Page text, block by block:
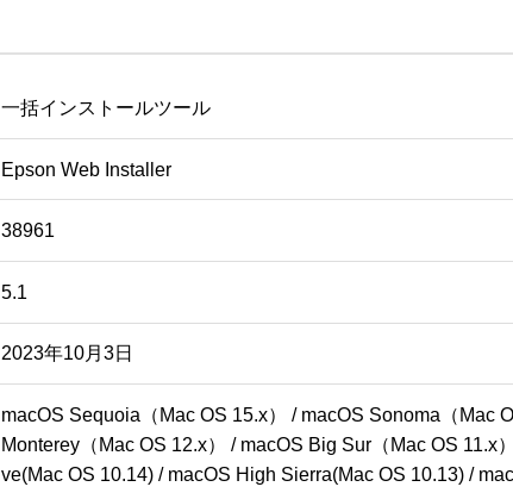
一括インストールツール
Epson Web Installer
38961
5.1
2023年10月3日
macOS Sequoia（Mac OS 15.x） / macOS Sonoma（Mac
Monterey（Mac OS 12.x） / macOS Big Sur（Mac OS
ve(Mac OS 10.14) / macOS High Sierra(Mac OS 10.13) /